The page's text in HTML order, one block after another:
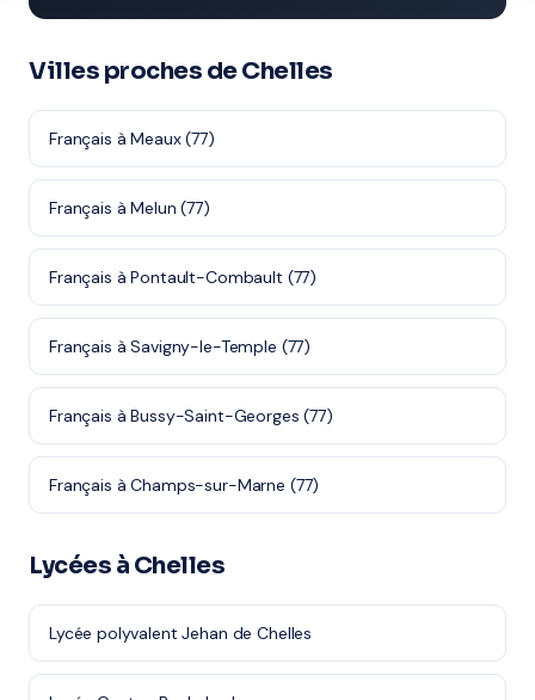
Villes proches de Chelles
Français à Meaux (77)
Français à Melun (77)
Français à Pontault-Combault (77)
Français à Savigny-le-Temple (77)
Français à Bussy-Saint-Georges (77)
Français à Champs-sur-Marne (77)
Lycées à Chelles
Lycée polyvalent Jehan de Chelles